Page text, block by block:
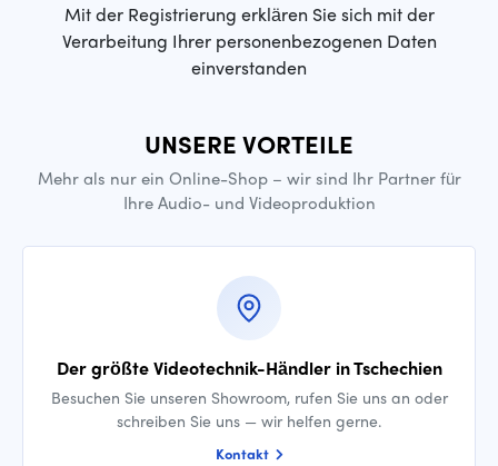
Mit der Registrierung erklären Sie sich mit der
Verarbeitung Ihrer personenbezogenen Daten
einverstanden
UNSERE VORTEILE
Mehr als nur ein Online-Shop – wir sind Ihr Partner für
Ihre Audio- und Videoproduktion
Der größte Videotechnik-Händler in Tschechien
Besuchen Sie unseren Showroom, rufen Sie uns an oder
schreiben Sie uns — wir helfen gerne.
Kontakt